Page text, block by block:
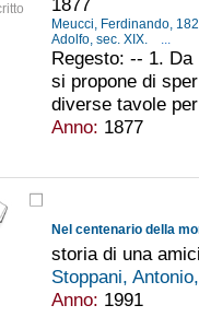
Meucci, Ferdinando,
Adolfo, sec. XIX.
...
Regesto: -- 1.
si propone di
diverse tavole
Anno: 1877
Nel centenario della
storia di una
Stoppani,
Anno: 1991